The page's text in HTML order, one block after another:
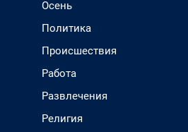
Осень
Политика
Происшествия
Работа
Развлечения
Религия